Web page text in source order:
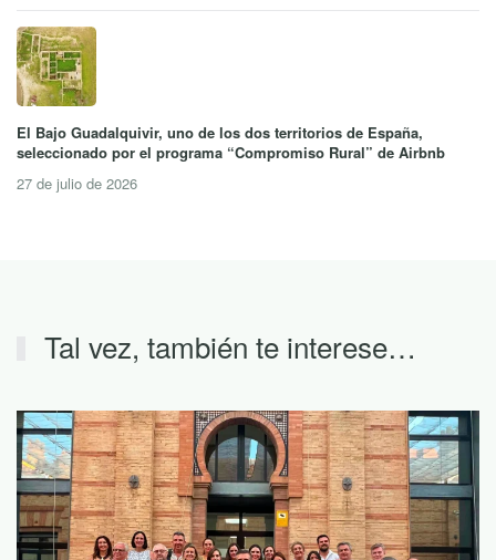
El Bajo Guadalquivir, uno de los dos territorios de España,
seleccionado por el programa “Compromiso Rural” de Airbnb
27 de julio de 2026
Tal vez, también te interese…